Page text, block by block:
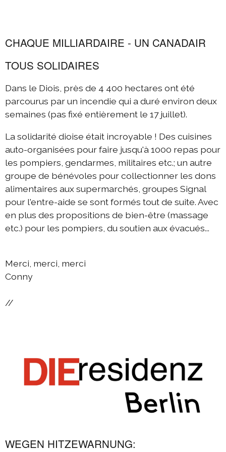
CHAQUE MILLIARDAIRE - UN CANADAIR
TOUS SOLIDAIRES
Dans le Diois, près de 4 400 hectares ont été
parcourus par un incendie qui a duré environ deux
semaines (pas fixé entièrement le 17 juillet).
La solidarité dioise était incroyable ! Des cuisines
auto-organisées pour faire jusqu'à 1000 repas pour
les pompiers, gendarmes, militaires etc.; un autre
groupe de bénévoles pour collectionner les dons
alimentaires aux supermarchés, groupes Signal
pour l'entre-aide se sont formés tout de suite. Avec
en plus des propositions de bien-être (massage
etc.) pour les pompiers, du soutien aux évacués...
Merci, merci, merci
Conny
//
WEGEN HITZEWARNUNG: